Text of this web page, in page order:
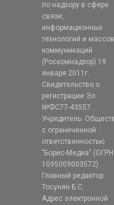
по надзору в сфере
связи,
информационных
технологий и
коммуникаций
(Роскомнадзор) 19
января 2011г.
Свидетельство о
регистрации Эл
№ФС77-43557.
Учредитель:
с ограниченной
ответственностью
"Борис-Медиа" (ОГРН
1095009003572)
Главный редактор:
Тосунян Б.С.
Адрес электронной